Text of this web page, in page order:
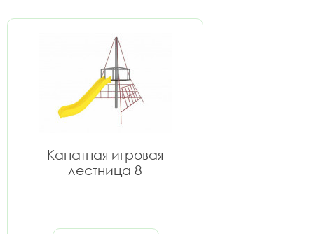
Канатная игровая
лестница 8